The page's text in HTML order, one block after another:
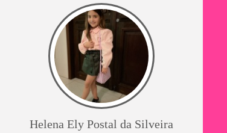
Helena Ely Postal da Silveira